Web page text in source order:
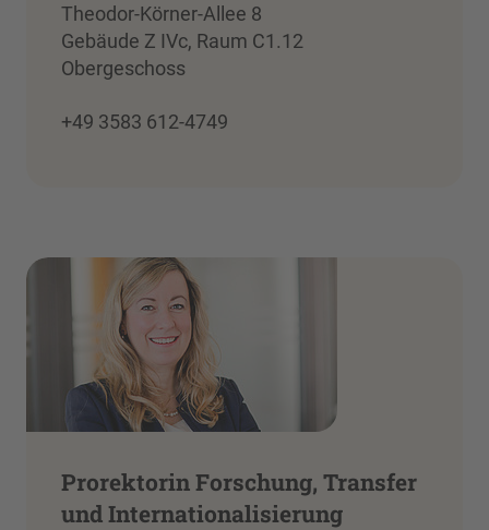
Theodor-Körner-Allee 8
Gebäude Z IVc, Raum C1.12
Obergeschoss
+49 3583 612-4749
Prorektorin Forschung, Transfer
und Internationalisierung